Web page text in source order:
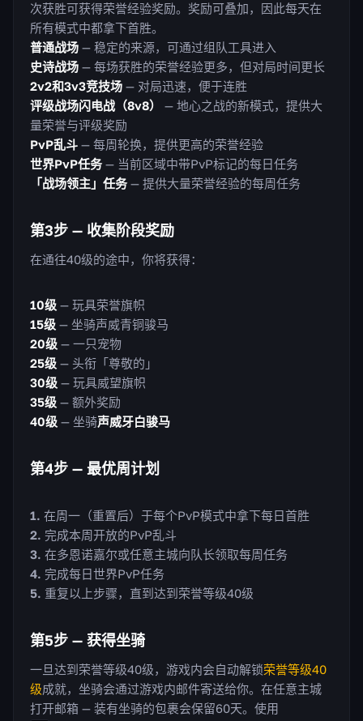
次获胜可获得荣誉经验奖励。奖励可叠加，因此每天在
所有模式中都拿下首胜。
普通战场 — 稳定的来源，可通过组队工具进入
史诗战场 — 每场获胜的荣誉经验更多，但对局时间更长
2v2和3v3竞技场 — 对局迅速，便于连胜
评级战场闪电战（8v8）
— 地心之战的新模式，提供大
量荣誉与评级奖励
PvP乱斗 — 每周轮换，提供更高的荣誉经验
世界PvP任务 — 当前区域中带PvP标记的每日任务
「战场领主」任务 — 提供大量荣誉经验的每周任务
第3步 — 收集阶段奖励
在通往40级的途中，你将获得：
10级 — 玩具荣誉旗帜
15级 — 坐骑声威青铜骏马
20级 — 一只宠物
25级 — 头衔「尊敬的」
30级 — 玩具威望旗帜
35级 — 额外奖励
40级 — 坐骑声威牙白骏马
第4步 — 最优周计划
在周一（重置后）于每个PvP模式中拿下每日首胜
完成本周开放的PvP乱斗
在多恩诺嘉尔或任意主城向队长领取每周任务
完成每日世界PvP任务
重复以上步骤，直到达到荣誉等级40级
第5步 — 获得坐骑
一旦达到荣誉等级40级，游戏内会自动解锁荣誉等级40
级成就，坐骑会通过游戏内邮件寄送给你。在任意主城
打开邮箱 — 装有坐骑的包裹会保留60天。使用